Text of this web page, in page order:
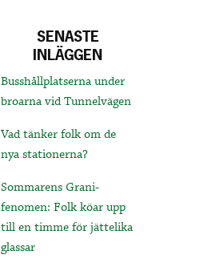
SENASTE
INLÄGGEN
Busshållplatserna under
broarna vid Tunnelvägen
Vad tänker folk om de
nya stationerna?
Sommarens Grani-
fenomen: Folk köar upp
till en timme för jättelika
glassar